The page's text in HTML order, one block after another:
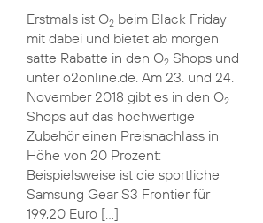
Erstmals ist O2beim Black Friday
mit dabei und bietet ab morgen
satte Rabatte in den O2Shops und
unter o2online.de. Am 23. und 24.
November 2018 gibt es in den O2
Shops auf das hochwertige
Zubehör einen Preisnachlass in
Höhe von 20 Prozent:
Beispielsweise ist die sportliche
Samsung Gear S3 Frontier für
199,20 Euro […]